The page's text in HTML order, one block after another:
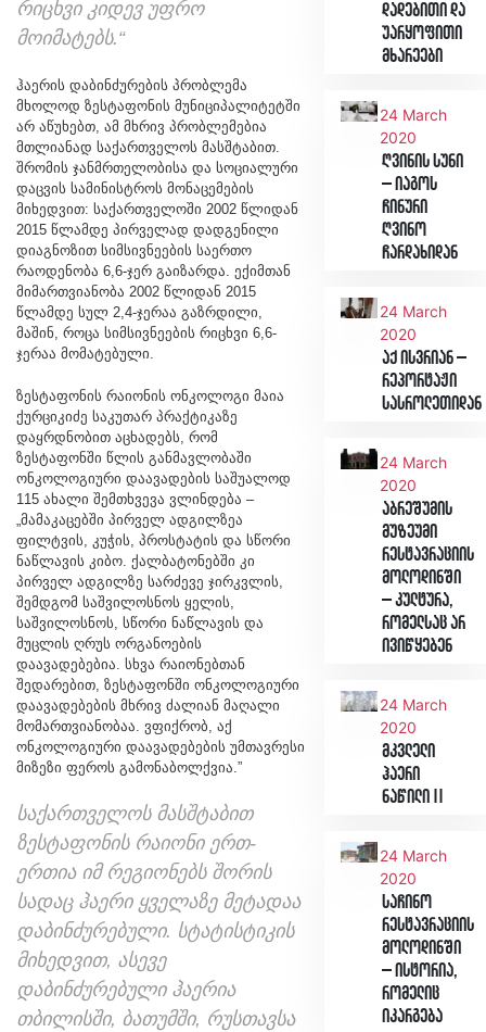
რიცხვი კიდევ უფრო
მოიმატებს.“
ჰაერის დაბინძურების პრობლემა
მხოლოდ ზესტაფონის მუნიციპალიტეტში
არ აწუხებთ, ამ მხრივ პრობლემებია
მთლიანად საქართველოს მასშტაბით.
შრომის ჯანმრთელობისა და სოციალური
დაცვის სამინისტროს მონაცემების
მიხედვით: საქართველოში 2002 წლიდან
2015 წლამდე პირველად დადგენილი
დიაგნოზით სიმსივნეების საერთო
რაოდენობა 6,6-ჯერ გაიზარდა. ექიმთან
მიმართვიანობა 2002 წლიდან 2015
წლამდე სულ 2,4-ჯერაა გაზრდილი,
მაშინ, როცა სიმსივნეების რიცხვი 6,6-
ჯერაა მომატებული.
ზესტაფონის რაიონის ონკოლოგი მაია
ქურციკიძე საკუთარ პრაქტიკაზე
დაყრდნობით აცხადებს, რომ
ზესტაფონში წლის განმავლობაში
ონკოლოგიური დაავადების საშუალოდ
115 ახალი შემთხვევა ვლინდება –
„მამაკაცებში პირველ ადგილზეა
ფილტვის, კუჭის, პროსტატის და სწორი
ნაწლავის კიბო. ქალბატონებში კი
პირველ ადგილზე სარძევე ჯირკვლის,
შემდგომ საშვილოსნოს ყელის,
საშვილოსნოს, სწორი ნაწლავის და
მუცლის ღრუს ორგანოების
დაავადებებია. სხვა რაიონებთან
შედარებით, ზესტაფონში ონკოლოგიური
დაავადებების მხრივ ძალიან მაღალი
მომართვიანობაა. ვფიქრობ, აქ
ონკოლოგიური დაავადებების უმთავრესი
მიზეზი ფეროს გამონაბოლქვია.”
საქართველოს მასშტაბით
ზესტაფონის რაიონი ერთ-
ერთია იმ რეგიონებს შორის
სადაც ჰაერი ყველაზე მეტადაა
დაბინძურებული. სტატისტიკის
მიხედვით, ასევე
დაბინძურებული ჰაერია
თბილისში, ბათუმში, რუსთავსა
დადებითი და
უარყოფითი
მხარეები
24 March
2020
ღვინის სუნი
– იაგოს
ჩინური
ღვინო
ჩარდახიდან
24 March
2020
აქ ისვრიან –
რეპორტაჟი
სასროლეთიდან
24 March
2020
აბრეშუმის
მუზეუმი
რესტავრაციის
მოლოდინში
– კულტურა,
რომელსაც არ
ივიწყებენ
24 March
2020
მკვლელი
ჰაერი
ნაწილი II
24 March
2020
საჩინო
რესტავრაციის
მოლოდინში
– ისტორია,
რომელიც
იკარგება